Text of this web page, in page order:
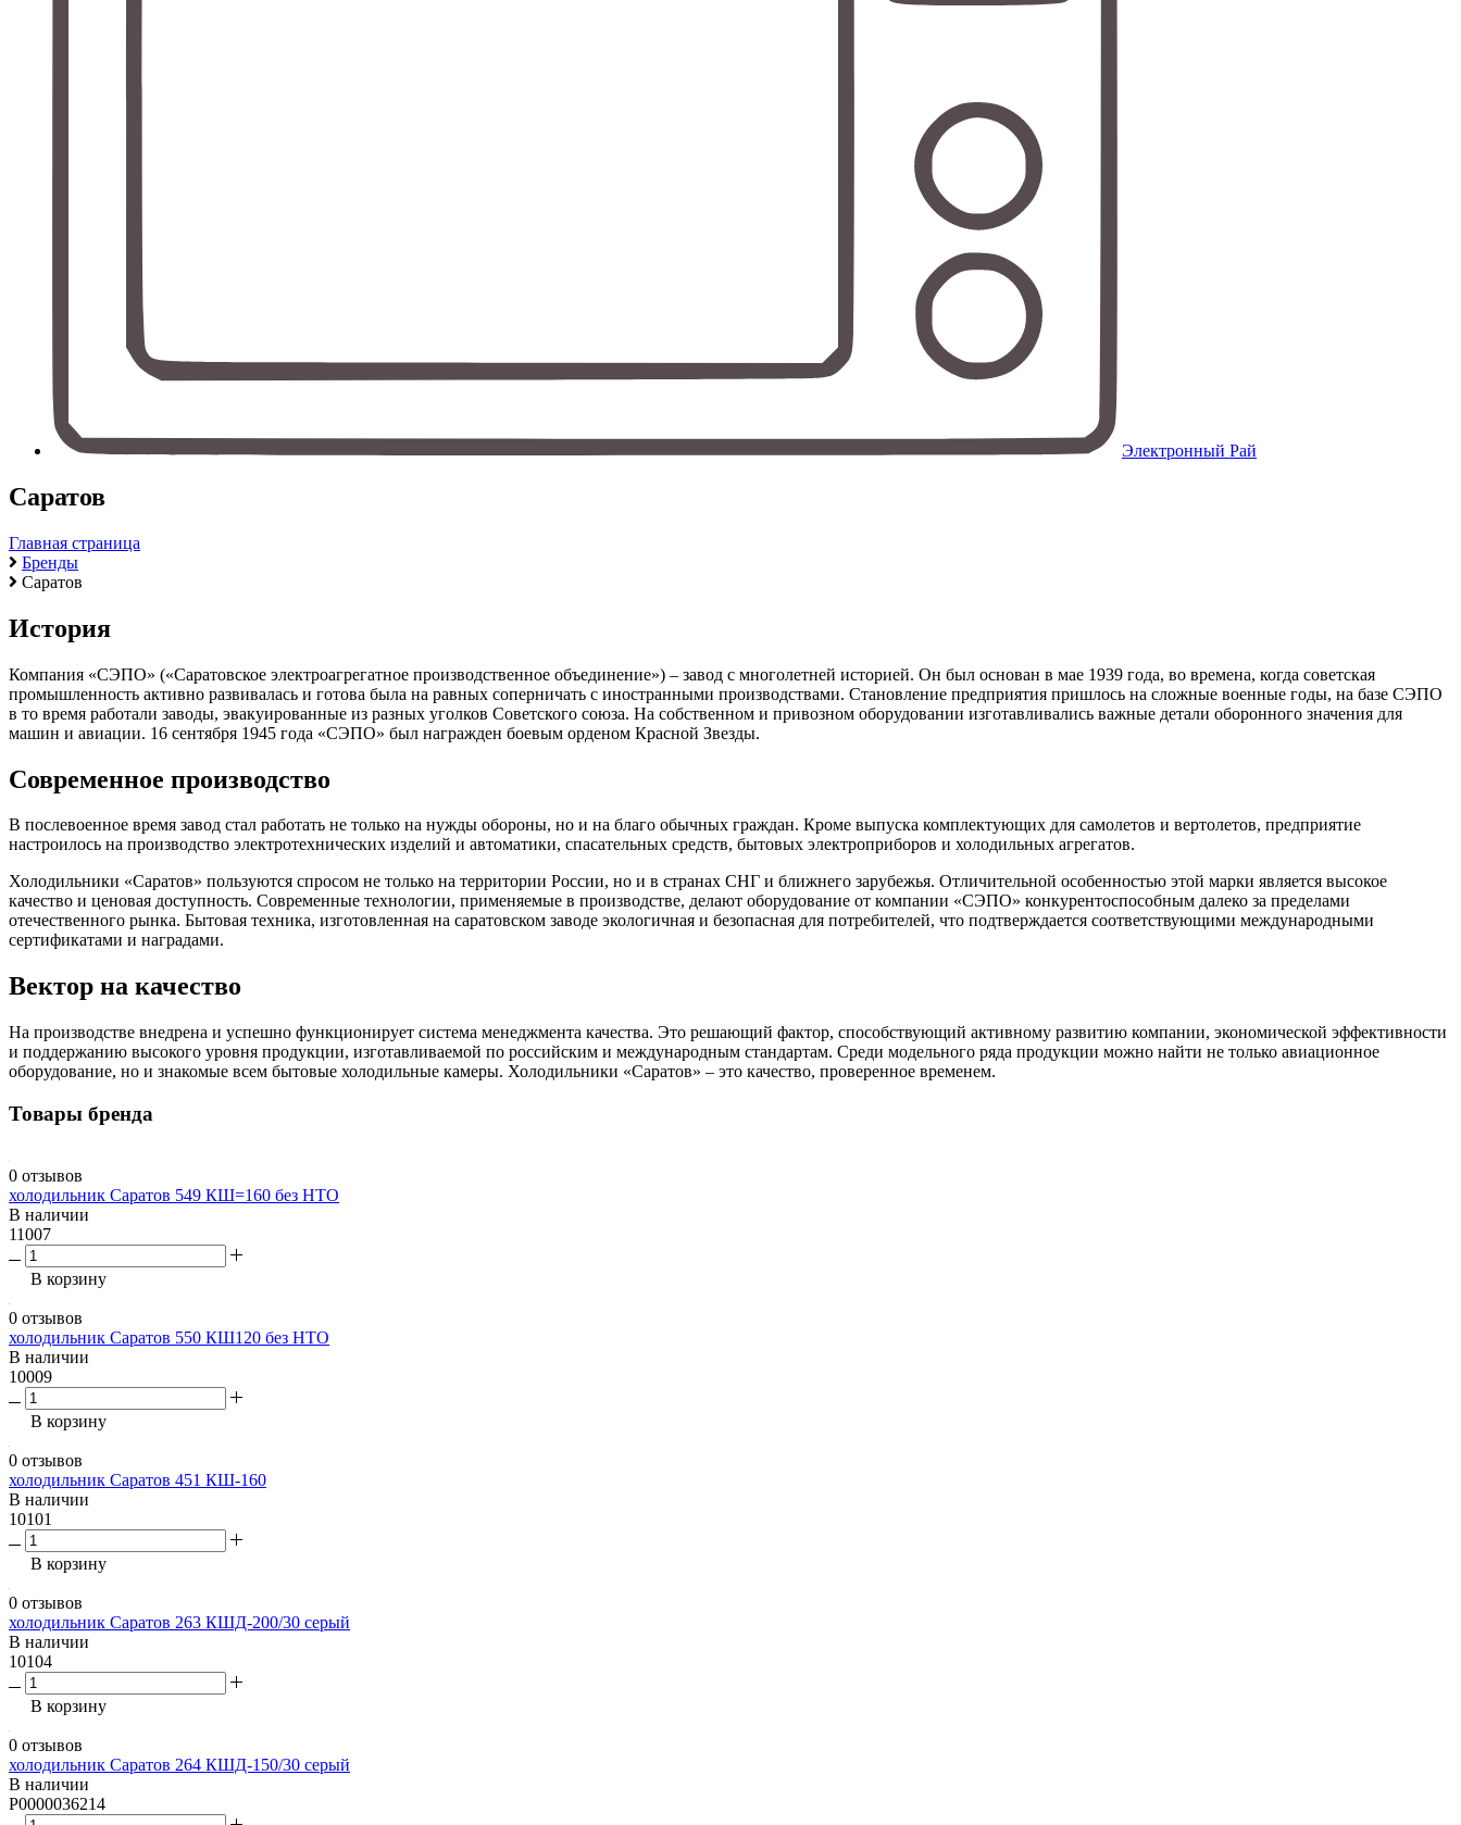
Электронный Рай
Саратов
Главная страница
Бренды
Саратов
История
Компания «СЭПО» («Саратовское электроагрегатное производственное объединение») – завод с многолетней историей. Он был основан в мае 1939 года, во времена, когда советская
промышленность активно развивалась и готова была на равных соперничать с иностранными производствами. Становление предприятия пришлось на сложные военные годы, на базе СЭПО
в то время работали заводы, эвакуированные из разных уголков Советского союза. На собственном и привозном оборудовании изготавливались важные детали оборонного значения для
машин и авиации. 16 сентября 1945 года «СЭПО» был награжден боевым орденом Красной Звезды.
Современное производство
В послевоенное время завод стал работать не только на нужды обороны, но и на благо обычных граждан. Кроме выпуска комплектующих для самолетов и вертолетов, предприятие
настроилось на производство электротехнических изделий и автоматики, спасательных средств, бытовых электроприборов и холодильных агрегатов.
Холодильники «Саратов» пользуются спросом не только на территории России, но и в странах СНГ и ближнего зарубежья. Отличительной особенностью этой марки является высокое
качество и ценовая доступность. Современные технологии, применяемые в производстве, делают оборудование от компании «СЭПО» конкурентоспособным далеко за пределами
отечественного рынка. Бытовая техника, изготовленная на саратовском заводе экологичная и безопасная для потребителей, что подтверждается соответствующими международными
сертификатами и наградами.
Вектор на качество
На производстве внедрена и успешно функционирует система менеджмента качества. Это решающий фактор, способствующий активному развитию компании, экономической эффективности
и поддержанию высокого уровня продукции, изготавливаемой по российским и международным стандартам. Среди модельного ряда продукции можно найти не только авиационное
оборудование, но и знакомые всем бытовые холодильные камеры. Холодильники «Саратов» – это качество, проверенное временем.
Товары бренда
0 отзывов
холодильник Саратов 549 КШ=160 без НТО
В наличии
11007
В корзину
0 отзывов
холодильник Саратов 550 КШ120 без НТО
В наличии
10009
В корзину
0 отзывов
холодильник Саратов 451 КШ-160
В наличии
10101
В корзину
0 отзывов
холодильник Саратов 263 КШД-200/30 серый
В наличии
10104
В корзину
0 отзывов
холодильник Саратов 264 КШД-150/30 серый
В наличии
P0000036214